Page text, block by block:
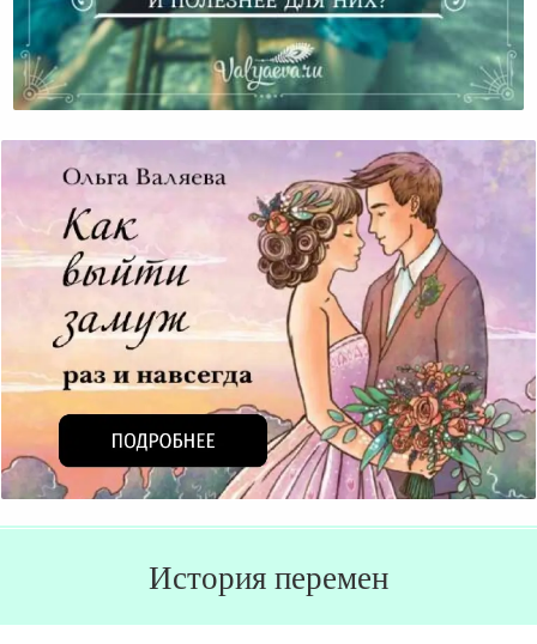
Один Или Много Детей – Что Удобнее Для Мамы И
Полезнее Для Них?
История перемен